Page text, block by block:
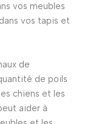
vos meubles
dans vos tapis et
de
de poils
chiens et les
aider à